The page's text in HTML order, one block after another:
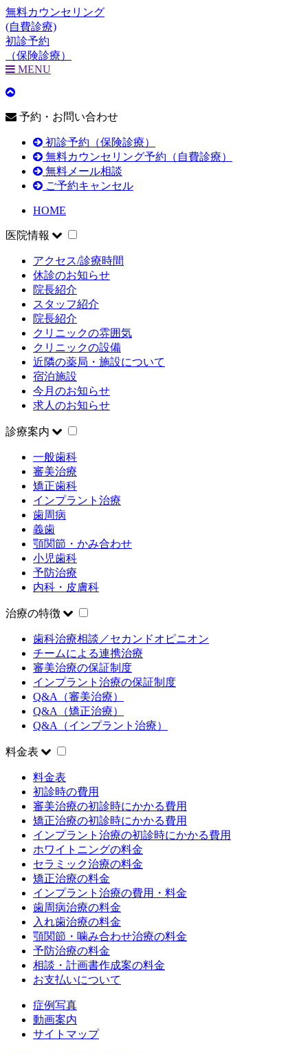
無料カウンセリング
(自費診療)
初診予約
（保険診療）
MENU
予約・お問い合わせ
初診予約（保険診療）
無料カウンセリング予約（自費診療）
無料メール相談
ご予約キャンセル
HOME
医院情報
アクセス/診療時間
休診のお知らせ
院長紹介
スタッフ紹介
院長紹介
クリニックの雰囲気
クリニックの設備
近隣の薬局・施設について
宿泊施設
今月のお知らせ
求人のお知らせ
診療案内
一般歯科
審美治療
矯正歯科
インプラント治療
歯周病
義歯
顎関節・かみ合わせ
小児歯科
予防治療
内科・皮膚科
治療の特徴
歯科治療相談／セカンドオピニオン
チームによる連携治療
審美治療の保証制度
インプラント治療の保証制度
Q&A（審美治療）
Q&A（矯正治療）
Q&A（インプラント治療）
料金表
料金表
初診時の費用
審美治療の初診時にかかる費用
矯正治療の初診時にかかる費用
インプラント治療の初診時にかかる費用
ホワイトニングの料金
セラミック治療の料金
矯正治療の料金
インプラント治療の費用・料金
歯周病治療の料金
入れ歯治療の料金
顎関節・噛み合わせ治療の料金
予防治療の料金
相談・計画書作成案の料金
お支払いについて
症例写真
動画案内
サイトマップ